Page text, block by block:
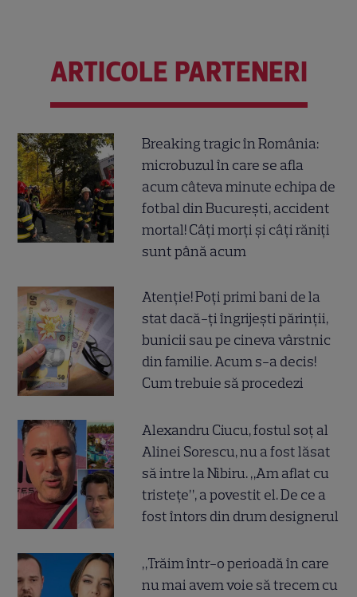
ARTICOLE PARTENERI
Breaking tragic în România:
microbuzul în care se afla
acum câteva minute echipa de
fotbal din București, accident
mortal! Câți morți și câți răniți
sunt până acum
Atenție! Poți primi bani de la
stat dacă-ți îngrijești părinții,
bunicii sau pe cineva vârstnic
din familie. Acum s-a decis!
Cum trebuie să procedezi
Alexandru Ciucu, fostul soț al
Alinei Sorescu, nu a fost lăsat
să intre la Nibiru. „Am aflat cu
tristețe”, a povestit el. De ce a
fost întors din drum designerul
„Trăim într-o perioadă în care
nu mai avem voie să trecem cu